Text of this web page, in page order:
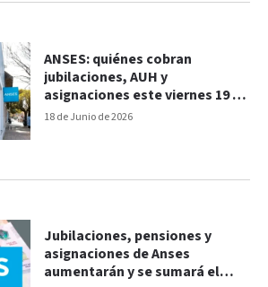
18 de Junio de 2026
ANSES: quiénes cobran
jubilaciones, AUH y
asignaciones este viernes 19 de
junio
Jubilaciones, pensiones y
asignaciones de Anses
aumentarán y se sumará el